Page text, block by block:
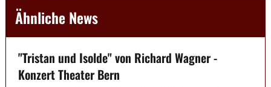
Ähnliche News
"Tristan und Isolde" von Richard Wagner -
Konzert Theater Bern